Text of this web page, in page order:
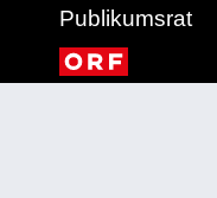
Publikumsrat